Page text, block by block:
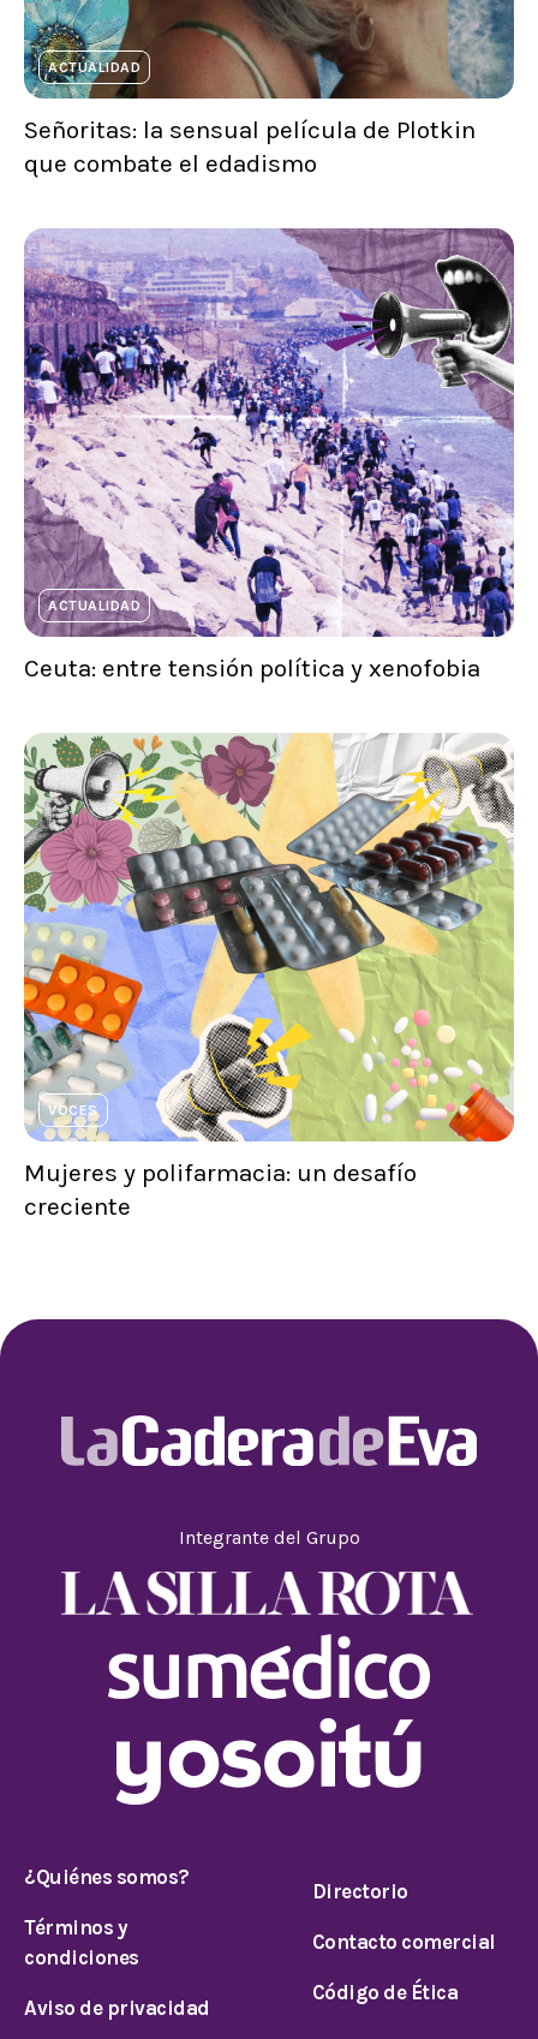
ACTUALIDAD
Señoritas: la sensual película de Plotkin
que combate el edadismo
ACTUALIDAD
Ceuta: entre tensión política y xenofobia
VOCES
Mujeres y polifarmacia: un desafío
creciente
Integrante del Grupo
¿Quiénes somos?
Términos y
condiciones
Aviso de privacidad
Directorio
Contacto comercial
Código de Ética